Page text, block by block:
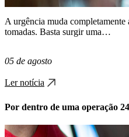
A urgência muda completamente
tomadas. Basta surgir uma…
05 de agosto
Ler notícia
Por dentro de uma operação